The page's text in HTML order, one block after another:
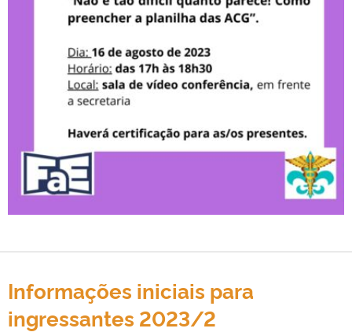
Informações iniciais para
ingressantes 2023/2